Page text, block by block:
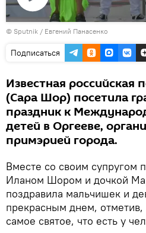
Воспроизвести
видео
© Sputnik / Евгений Панасенко
Подписаться
Известная российская
(Сара Шор) посетила
праздник к
детей в Оргееве,
примэрией города.
Вместе со своим супругом
Иланом Шором и дочкой
поздравила мальчишек и
прекрасным днем, отметив,
самое святое, что есть у